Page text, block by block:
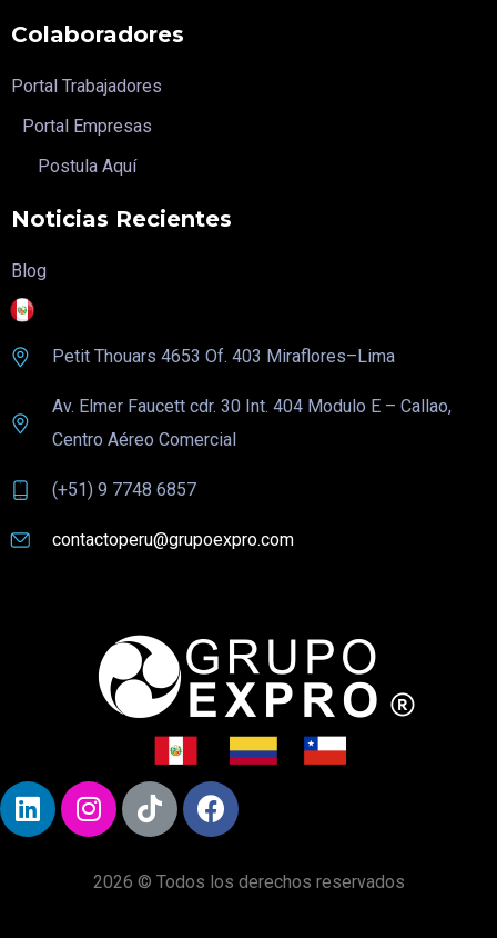
Colaboradores
Portal Trabajadores
Portal Empresas
Postula Aquí
Noticias Recientes
Blog
Petit Thouars 4653 Of. 403 Miraflores–Lima
Av. Elmer Faucett cdr. 30 Int. 404 Modulo E – Callao,
Centro Aéreo Comercial
(+51) 9 7748 6857
contactoperu@grupoexpro.com
2026 © Todos los derechos reservados